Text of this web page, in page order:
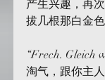
产生兴趣，再
拔几根那白金色
“Frech. Gleich
淘气，跟你主